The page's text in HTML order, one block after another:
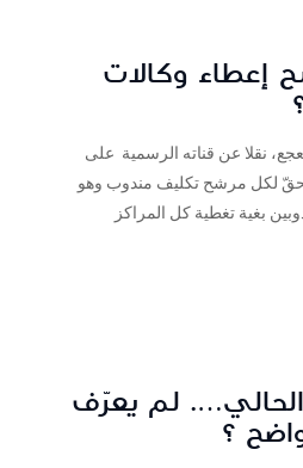
إعطاء وكالات
نقلا عن قناته الرسمية على
20/4/2022:" في العام 2018 كان يحقّ لكل مرشح تكليف مندوب وهو
بغية تغطية كل المراكز
الحالي…. لم يعرّف
؟